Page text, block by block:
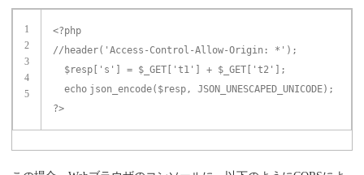
1
2
3
4
5
<?php
//header('Access-Control-Allow-Origin: *');
$resp
's' ] = $_GET 't1' ] + $_GET 't2'
];
echo json_encode( $resp, JSON_UNESCAPED_UNICODE);
?>